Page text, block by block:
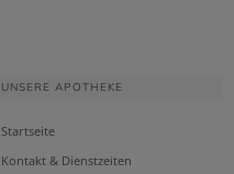
UNSERE APOTHEKE
Startseite
Kontakt & Dienstzeiten